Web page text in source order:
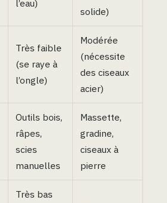
l’eau)
solide)
Très faible
(se raye à
l’ongle)
Modérée
(nécessite
des ciseaux
acier)
Outils bois,
râpes,
scies
manuelles
Massette,
gradine,
ciseaux à
pierre
Très bas